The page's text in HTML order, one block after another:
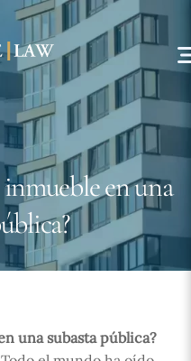
en una
una subasta pública?